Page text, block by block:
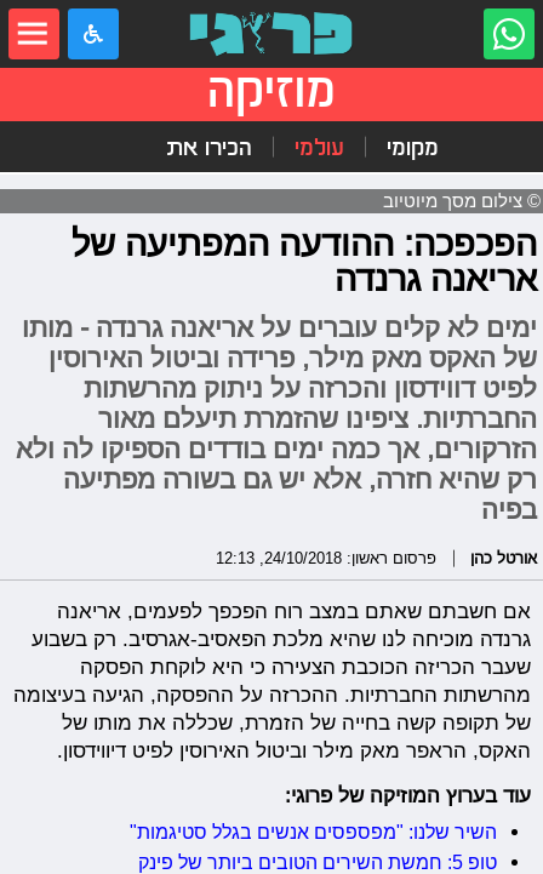
מוזיקה
מקומי עולמי הכירו את
© צילום מסך מיוטיוב
הפכפכה: ההודעה המפתיעה של
אריאנה גרנדה
ימים לא קלים עוברים על אריאנה גרנדה - מותו
של האקס מאק מילר, פרידה וביטול האירוסין
לפיט דווידסון והכרזה על ניתוק מהרשתות
החברתיות. ציפינו שהזמרת תיעלם מאור
הזרקורים, אך כמה ימים בודדים הספיקו לה ולא
רק שהיא חזרה, אלא יש גם בשורה מפתיעה
בפיה
אורטל כהן פרסום ראשון: 24/10/2018, 12:13
אם חשבתם שאתם במצב רוח הפכפך לפעמים, אריאנה
גרנדה מוכיחה לנו שהיא מלכת הפאסיב-אגרסיב. רק בשבוע
שעבר הכריזה הכוכבת הצעירה כי היא לוקחת הפסקה
מהרשתות החברתיות. ההכרזה על ההפסקה, הגיעה בעיצומה
של תקופה קשה בחייה של הזמרת, שכללה את מותו של
האקס, הראפר מאק מילר וביטול האירוסין לפיט דיווידסון.
עוד בערוץ המוזיקה של פרוגי:
השיר שלנו: "מפספסים אנשים בגלל סטיגמות"
טופ 5: חמשת השירים הטובים ביותר של פינק